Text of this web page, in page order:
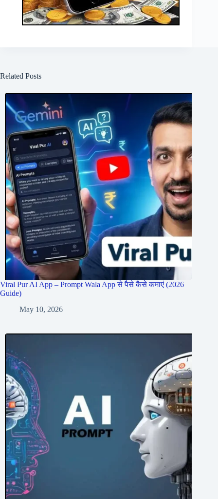
Related Posts
Viral Pur AI App – Prompt Wala App से पैसे कैसे कमाएं (2026
Guide)
May 10, 2026